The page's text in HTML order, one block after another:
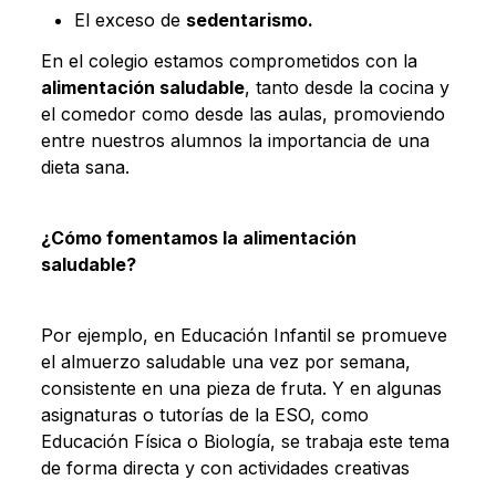
El exceso de sedentarismo.
En el colegio estamos comprometidos con la
alimentación saludable, tanto desde la cocina y
el comedor como desde las aulas, promoviendo
entre nuestros alumnos la importancia de una
dieta sana.
¿Cómo fomentamos la alimentación
saludable?
Por ejemplo, en Educación Infantil se promueve
el almuerzo saludable una vez por semana,
consistente en una pieza de fruta. Y en algunas
asignaturas o tutorías de la ESO, como
Educación Física o Biología, se trabaja este tema
de forma directa y con actividades creativas